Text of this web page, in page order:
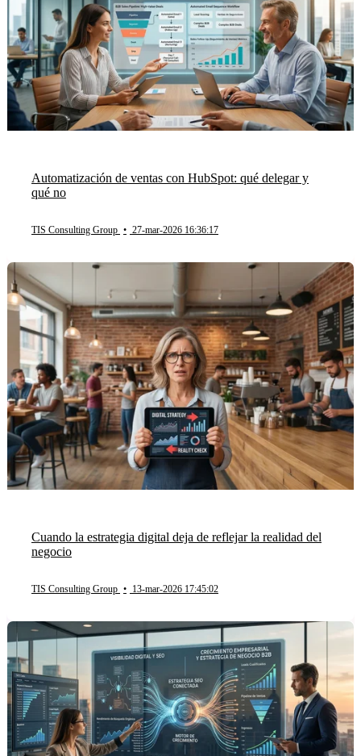
Automatización de ventas con HubSpot: qué delegar y
qué no
TIS Consulting Group • 27-mar-2026 16:36:17
Cuando la estrategia digital deja de reflejar la realidad del
negocio
TIS Consulting Group • 13-mar-2026 17:45:02